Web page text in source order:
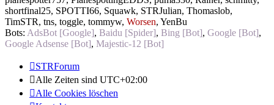
shortfinal25, SPOTTI66, Squawk, STRJulian, Thomaslob,
TimSTR, tns, toggle, tommyw, Worsen, YenBu
Bots: AdsBot [Google], Baidu [Spider], Bing [Bot], Google [Bot],
Google Adsense [Bot], Majestic-12 [Bot]
STRForum
Alle Zeiten sind UTC+02:00
Alle Cookies löschen